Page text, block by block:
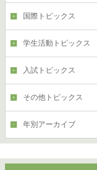
国際トピックス
学生活動トピックス
入試トピックス
その他トピックス
年別アーカイブ